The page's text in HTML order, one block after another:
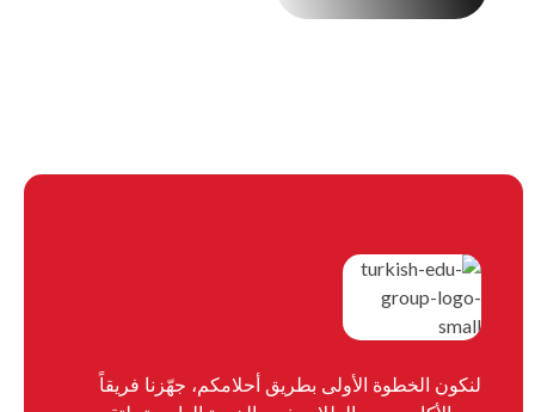
لنكون الخطوة الأولى بطريق أحلامكم، جهّزنا فريقاً